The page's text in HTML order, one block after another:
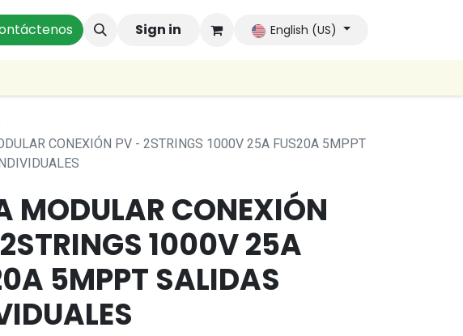
Our Brands Company Contact us Autoconsumo
Sign in English (US)
CONEXIÓN PV - 2STRINGS 1000V 25A FUS20A 5MPPT
MODULAR CONEXIÓN
1000V 25A
5MPPT SALIDAS